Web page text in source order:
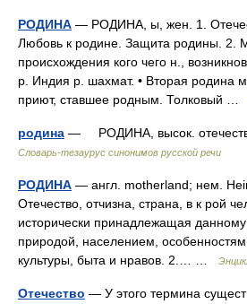
РОДИНА — РОДИНА, ы, жен. 1.
Любовь к родине. Защита родины. 2.
происхождения кого чего н.,
р. Индия р. шахмат. • Вторая родина
приют, ставшее родным. Толковый …
родина — РОДИНА, высок.
Словарь-тезаурус синонимов русской речи
РОДИНА — англ. motherland; нем.
Отечество, отчизна, страна, в к рой
исторически принадлежащая
природой, населением,
культуры, быта и нравов. 2.… …
Отечество — У этого термина